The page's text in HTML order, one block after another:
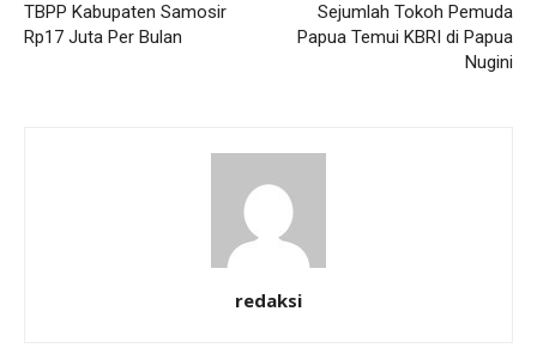
TBPP Kabupaten Samosir
Rp17 Juta Per Bulan
Sejumlah Tokoh Pemuda
Papua Temui KBRI di Papua
Nugini
redaksi